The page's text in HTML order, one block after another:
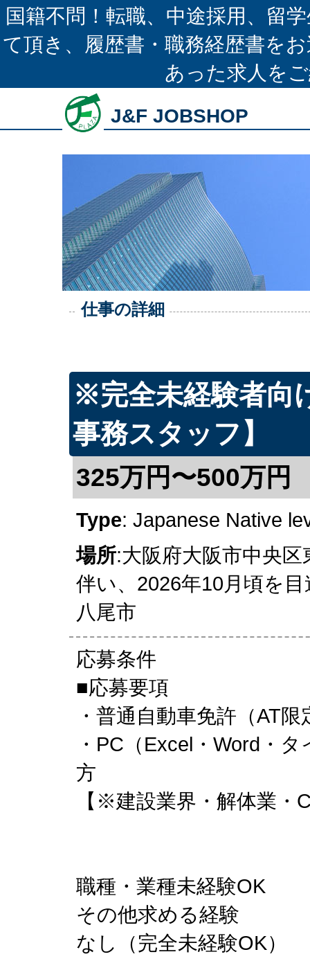
国籍不問！転職、中途採用、留
て頂き、履歴書・職務経歴書を
あった求人を
J&F JOBSHOP
仕事の詳細
※完全未経験者
事務スタッフ】
325万円〜500万円
Type: Japanese Native
場所:大阪府大阪市中央
伴い、2026年10月頃を
八尾市
応募条件
■応募要項
・普通自動車免許（AT限
・PC（Excel・Word・
方
【※建設業界・解体業
職種・業種未経験OK
その他求める経験
なし（完全未経験OK）